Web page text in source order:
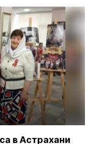
в Астрахани